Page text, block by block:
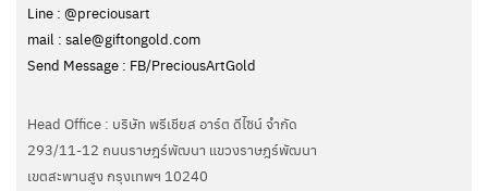
Line : @preciousart
mail : sale@giftongold.com
Send Message : FB/PreciousArtGold
Head Office : บริษัท พรีเชียส อาร์ต ดีไซน์ จำกัด
293/11-12 ถนนราษฎร์พัฒนา แขวงราษฎร์พัฒนา
เขตสะพานสูง กรุงเทพฯ 10240